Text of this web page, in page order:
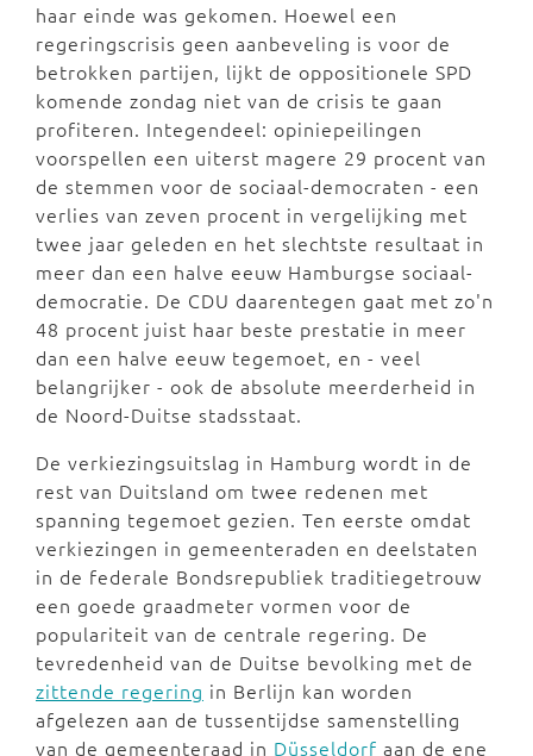
haar einde was gekomen. Hoewel een
regeringscrisis geen aanbeveling is voor de
betrokken partijen, lijkt de oppositionele SPD
komende zondag niet van de crisis te gaan
profiteren. Integendeel: opiniepeilingen
voorspellen een uiterst magere 29 procent van
de stemmen voor de sociaal-democraten - een
verlies van zeven procent in vergelijking met
twee jaar geleden en het slechtste resultaat in
meer dan een halve eeuw Hamburgse sociaal-
democratie. De CDU daarentegen gaat met zo'n
48 procent juist haar beste prestatie in meer
dan een halve eeuw tegemoet, en - veel
belangrijker - ook de absolute meerderheid in
de Noord-Duitse stadsstaat.
De verkiezingsuitslag in Hamburg wordt in de
rest van Duitsland om twee redenen met
spanning tegemoet gezien. Ten eerste omdat
verkiezingen in gemeenteraden en deelstaten
in de federale Bondsrepubliek traditiegetrouw
een goede graadmeter vormen voor de
populariteit van de centrale regering. De
tevredenheid van de Duitse bevolking met de
zittende regering in Berlijn kan worden
afgelezen aan de tussentijdse samenstelling
van de gemeenteraad in Düsseldorf aan de ene